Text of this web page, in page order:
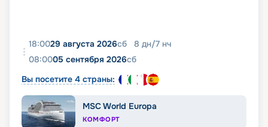
18:0029 августа 2026сб 8 дн/7 нч
08:0005 сентября 2026сб
Вы посетите 4 страны:
MSC World Europa
КОМФОРТ